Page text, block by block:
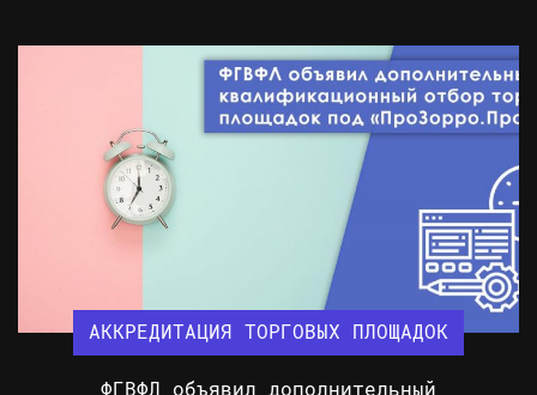
АККРЕДИТАЦИЯ ТОРГОВЫХ ПЛОЩАДОК
ФГВФЛ объявил дополнительный